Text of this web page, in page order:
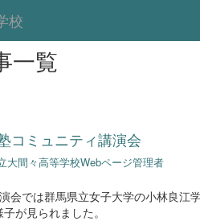
校
一覧
ミュニティ講演会
大間々高等学校Webページ管理者
会では群馬県立女子大学の小林良江
が見られました。